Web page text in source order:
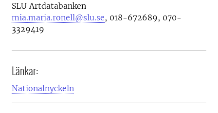
SLU Artdatabanken
mia.maria.ronell@slu.se, 018-672689, 070-
3329419
Länkar:
Nationalnyckeln